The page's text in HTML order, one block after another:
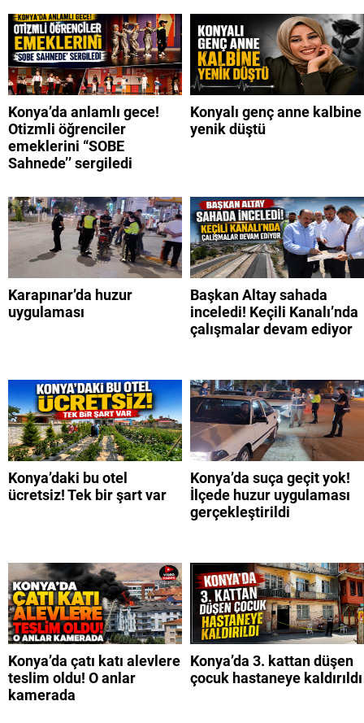
Konya’da anlamlı gece!
Otizmli öğrenciler
emeklerini “SOBE
Sahnede’’ sergiledi
Konyalı genç anne kalbine
yenik düştü
Karapınar’da huzur
uygulaması
Başkan Altay sahada
inceledi! Keçili Kanalı’nda
çalışmalar devam ediyor
Konya’daki bu otel
ücretsiz! Tek bir şart var
Konya’da suça geçit yok!
İlçede huzur uygulaması
gerçekleştirildi
Konya’da çatı katı alevlere
teslim oldu! O anlar
kamerada
Konya’da 3. kattan düşen
çocuk hastaneye kaldırıldı